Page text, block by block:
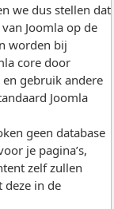
we dus stellen dat
Joomla op de
worden bij
core door
gebruik andere
Joomla
geen database
je pagina’s,
zelf zullen
in de